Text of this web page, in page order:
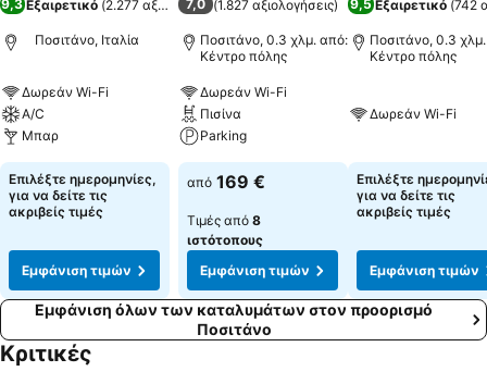
9,3Εξαιρετικό (2.277 αξιολογήσεις)
Ποσιτάνο, Ιταλία
Δωρεάν Wi-Fi
A/C
Μπαρ
Επιλέξτε ημερομηνίες,
για να δείτε τις
ακριβείς τιμές
Εμφάνιση τιμών
7,0 (1.827 αξιολογήσεις)
Ποσιτάνο, 0.3 χλμ. από:
Κέντρο πόλης
Δωρεάν Wi-Fi
Πισίνα
Parking
από 169 €
Τιμές από 8
ιστότοπους
Εμφάνιση τιμών
9,5 Εξαιρετικό (742
Ποσιτάνο, 0.3
Κέντρο πόλης
Δωρεάν Wi-Fi
Επιλέξτε
για να δείτε τις
ακριβείς τιμές
Εμφάνιση τιμών
Εμφάνιση όλων των καταλυμάτων στον προορισμό
Ποσιτάνο
Κριτικές